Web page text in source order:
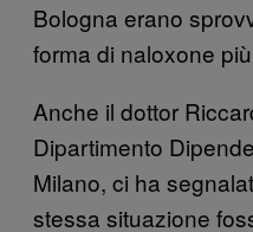
Bologna erano
forma di naloxone
Anche il dottor
Dipartimento
Milano, ci ha
stessa situazione